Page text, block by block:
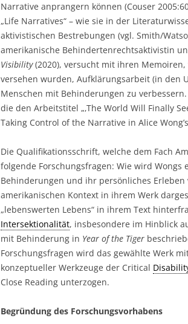
Narrative anprangern können (Couser
„Life Narratives“ – wie sie in der
aktivistischen Bestrebungen (vgl. Smith/
amerikanische Behindertenrechtsaktivistin
Visibility(2020), versucht mit ihren
versehen wurden, Aufklärungsarbeit (in den
Menschen mit Behinderungen zu
die den Arbeitstitel „‚The World Will Finally
Taking Control of the Narrative in Alice Wong’s
Die Qualifikationsschrift, welche dem Fach
folgende Forschungsfragen: Wie wird
Behinderungen und ihr persönliches Erleben
amerikanischen Kontext in ihrem Werk
„lebenswerten Lebens“ in ihrem Text
Intersektionalität, insbesondere im Hinblick
mit Behinderung in Year of the Tiger
Forschungsfragen wird das gewählte Werk
konzeptueller Werkzeuge der Critical
Close Reading unterzogen.
Begründung des Forschungsvorhabens